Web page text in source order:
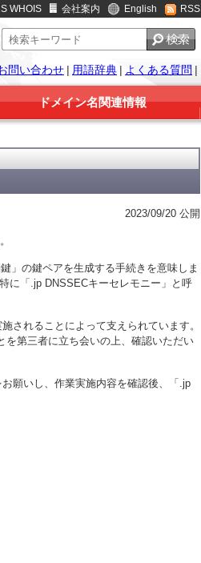
WHOIS 会社案内 English RSS
問い合わせ | 用語辞典 | よくある質問 |
ドメイン名関連情報
2023/09/20 公開
」の鍵ペアを生成する手続きを意味しま
に「.jp DNSSECキーセレモニー」と呼
されることによって支えられています。
を第三者に立ち会いの上、確認いただい
願いし、作業実施内容を確認後、「.jp